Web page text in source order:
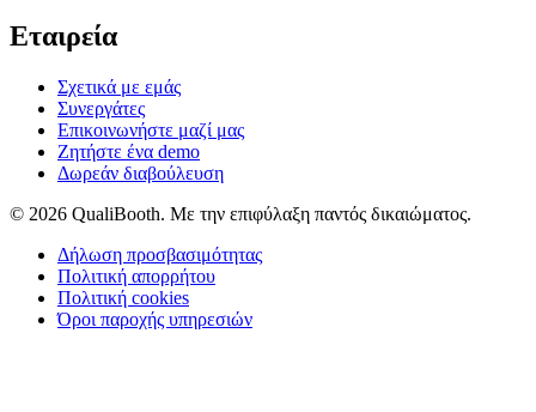
Εταιρεία
Σχετικά με εμάς
Συνεργάτες
Επικοινωνήστε μαζί μας
Ζητήστε ένα demo
Δωρεάν διαβούλευση
© 2026 QualiBooth. Με την επιφύλαξη παντός δικαιώματος.
Δήλωση προσβασιμότητας
Πολιτική απορρήτου
Πολιτική cookies
Όροι παροχής υπηρεσιών